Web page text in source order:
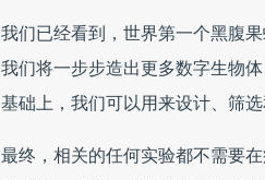
我们已经看到，世界第一个黑腹
我们将一步步造出更多数字生物
基础上，我们可以用来设计、筛
最终，相关的任何实验都不需要